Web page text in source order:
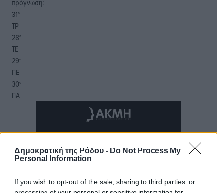
Δημοκρατική της Ρόδου - Do Not Process My
Personal Information
If you wish to opt-out of the sale, sharing to third parties, or
πρόγνωση:
31°
ΤΡ
28°
ΤΕ
29°
ΠΕ
30°
ΠΑ